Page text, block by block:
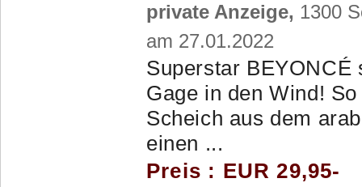
private Anzeige, 1300
am 27.01.2022
Superstar
Gage in den Wind!
Scheich aus dem
einen ...
Preis : EUR 29,95-